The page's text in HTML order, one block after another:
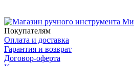
Покупателям
Оплата и доставка
Гарантия и возврат
Договор-оферта